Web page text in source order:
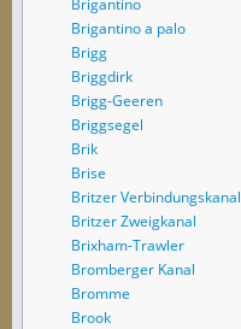
Brigantino a palo
Brigg
Briggdirk
Brigg-Geeren
Briggsegel
Brik
Brise
Britzer Verbindungskanal
Britzer Zweigkanal
Brixham-Trawler
Bromberger Kanal
Bromme
Brook